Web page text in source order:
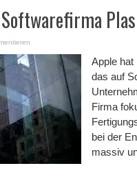
Apple hat
das auf
Firma
bei der
massiv